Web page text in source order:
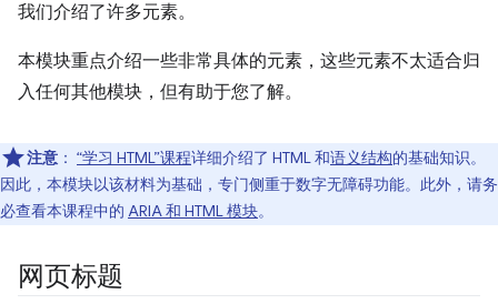
我们介绍了许多元素。
本模块重点介绍一些非常具体的元素，这些元素不太适合归
入任何其他模块，但有助于您了解。
注意 ： “学习 HTML”课程详细介绍了 HTML 和语义结构的基础知识。
因此，本模块以该材料为基础，专门侧重于数字无障碍功能。此外，请务
必查看本课程中的 ARIA 和 HTML 模块。
网页标题